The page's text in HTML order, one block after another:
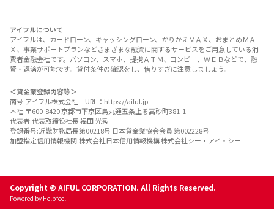
アイフルについて
アイフルは、カードローン、キャッシングローン、かりかえＭＡＸ、おまとめＭＡ
Ｘ、事業サポートプランなどさまざまな融資に関するサービスをご用意している消
費者金融会社です。パソコン、スマホ、提携ＡＴＭ、コンビニ、ＷＥＢなどで、融
資・返済が可能です。貸付条件の確認をし、借りすぎに注意しましょう。
＜貸金業登録内容等＞
商号:アイフル株式会社 URL：https://aiful.jp
本社:〒600-8420 京都市下京区烏丸通五条上る高砂町381-1
代表者:代表取締役社長 福田 光秀
登録番号:近畿財務局長第00218号 日本貸金業協会会員 第002228号
加盟指定信用情報機関:株式会社日本信用情報機構 株式会社シー・アイ・シー
Copyright © AIFUL CORPORATION. All Rights Reserved.
Powered by Helpfeel